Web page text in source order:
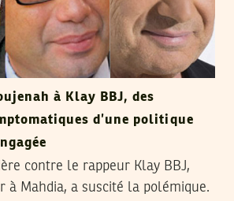
à Klay BBJ, des
d’une politique
contre le rappeur Klay BBJ,
à Mahdia, a suscité la polémique.